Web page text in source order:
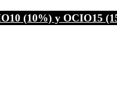
(10%) y OCIO15